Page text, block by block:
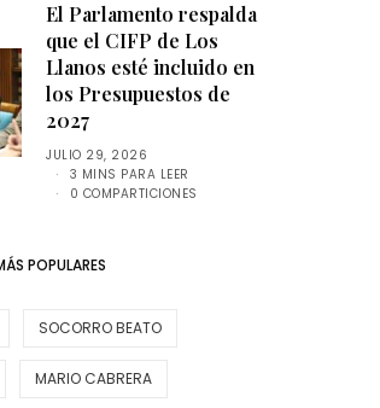
El Parlamento respalda
que el CIFP de Los
Llanos esté incluido en
los Presupuestos de
2027
JULIO 29, 2026
3 MINS PARA LEER
0 COMPARTICIONES
POPULARES
SOCORRO BEATO
MARIO CABRERA